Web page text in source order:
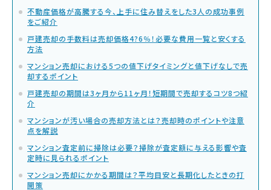
不動産価格が高騰する今、上手に住み替えをした3人の成功事例
をご紹介
戸建売却の手数料は売却価格4?6％！必要な費用一覧と安くする
方法
マンション売却における5つの値下げタイミングと値下げなしで売
却するポイント
戸建売却の期間は3ヶ月から11ヶ月！短期間で売却するコツ8つ紹
介
マンションが汚い場合の売却方法とは？売却時のポイントや注意
点を解説
マンション査定前に掃除は必要？掃除が査定額に与える影響や査
定時に見られるポイント
マンション売却にかかる期間は？平均目安と長期化したときの打
開策